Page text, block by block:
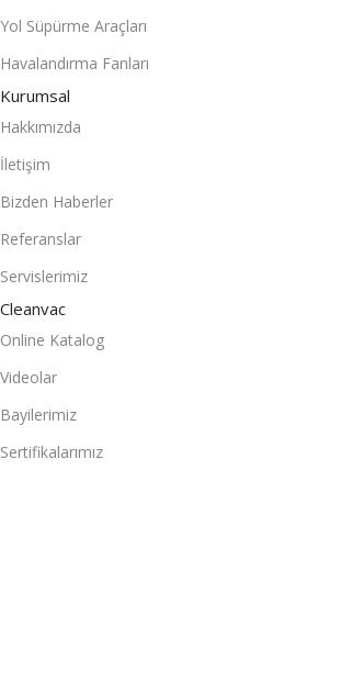
Yol Süpürme Araçları
Havalandırma Fanları
Kurumsal
Hakkımızda
İletişim
Bizden Haberler
Referanslar
Servislerimiz
Cleanvac
Online Katalog
Videolar
Bayilerimiz
Sertifikalarımız